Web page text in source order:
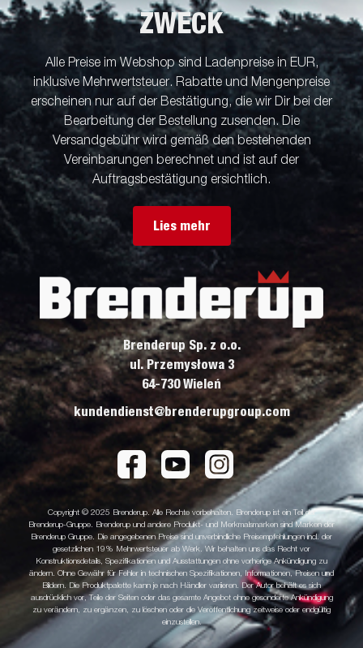
ZWECK
Alle Preise im Webshop sind Ladenpreise in EUR,
inklusive Mehrwertsteuer. Rabatte und Mengenpreise
erscheinen nur auf der Bestätigung, die wir Dir bei der
Bearbeitung der Bestellung zusenden. Die
Versandgebühr wird gemäß den bestehenden
Vereinbarungen berechnet und ist auf der
Auftragsbestätigung ersichtlich.
Lies mehr
Brenderup Sp. z o.o.
ul. Przemysłowa 3
64-730 Wieleń
kundendienst@brenderupgroup.com
Copyright © 2025 Brenderup. Alle Rechte vorbehalten. Brenderup ist ein Teil der
Brenderup-Gruppe. Brenderup und andere Produkt- und Merkmalsmarken sind Marken der
Brenderup Gruppe. Die angegebenen Preise sind unverbindliche Preisempfehlungen incl. der
gesetzlichen 19% Mehrwertsteuer ab Werk. Wir behalten uns das Recht vor
Konstruktionsdetails, Spezifikationen und Ausstattungen ohne vorherige Ankündigung zu
ändern. Ohne Gewähr für Fehler in technischen Spezifikationen, Informationen, Preisen und
Bildern. Die Produktpalette kann je nach Händler variieren. Der Autor behält es sich
ausdrücklich vor, Teile der Seiten oder das gesamte Angebot ohne gesonderte Ankündigung
zu verändern, zu ergänzen, zu löschen oder die Veröffentlichung zeitweise oder endgültig
einzustellen.